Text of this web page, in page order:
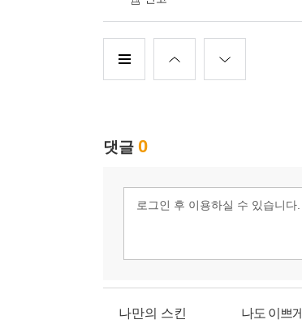
나만의 스킨 나도 이쁘